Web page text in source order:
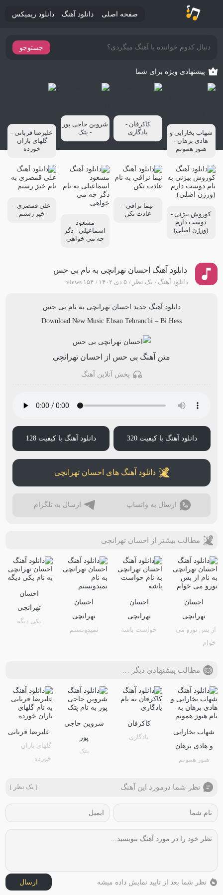
صفحه اصلی دانلود آهنگ دانلود ریمیکس
جستوجو
پیشنهادی ویژه برای شما
شهاب بخارایی و
هادی برهان -
هنوز همونم
کاکرفان -
یادگاری
شروین حاجی پور
- پتک
علیرضا قربانی -
گلهای باران
خورده
کوروش بیژنی -
دوست دارم
(ورژن اصلی)
نیما نراقی -
عادت نکن
مسعود
اسماعیلی - دگر
چه می خواهی
علی قمصری -
خیز رستم
دانلود آهنگ احسان تهرانچی به نام بی حس
دانلود آهنگ یک نظر ۵ دی ۱۴۰۲ ۱۵۴ views
دانلود آهنگ جدید احسان تهرانچی به نام بی حس
Download New Music Ehsan Tehranchi – Bi Hess
متن آهنگ بی حس از احسان تهرانچی
پخش آنلاین آهنگ
دانلود آهنگ با کیفیت 320 دانلود آهنگ با کیفیت 128
دانلود آهنگ های احسان تهرانچی
ارسال به واتساپ ارسال به تلگرام
مطالب بیشتر از احسان تهرانچی
احسان
تهرانچی
از بس تورو می
خوام
احسان
تهرانچی
حواست باشه
احسان
تهرانچی
نمیدونستم
احسان
تهرانچی
یکی دیگه
مطالب پیشنهادی دیگر …
شهاب بخارایی
و هادی برهان
هنوز همونم
کاکرفان
یادگاری
شروین حاجی
پور
پتک
علیرضا قربانی
گلهای باران
خورده
نظر شما درمورد این آهنگ [ یک نظر ]
نظر شما بعد از تایید نمایش داده میشه ارسال